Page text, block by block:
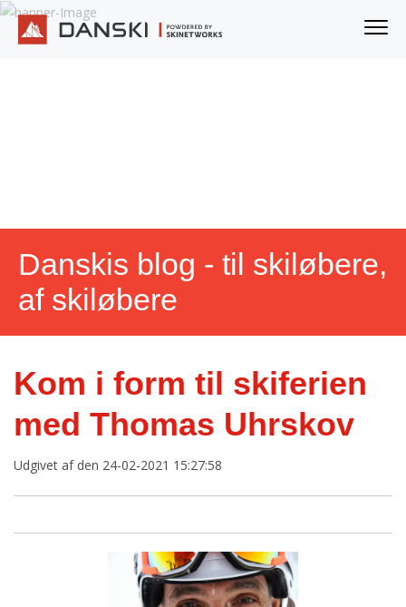
Danskis blog - til skiløbere,
af skiløbere
Kom i form til skiferien
med Thomas Uhrskov
Udgivet af den 24-02-2021 15:27:58